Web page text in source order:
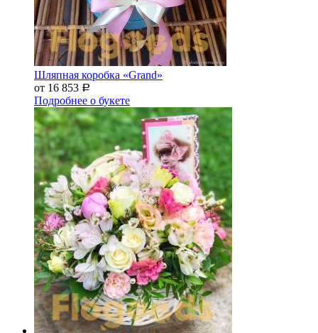
Шляпная коробка «Grand»
от 16 853 Р
Подробнее о букете